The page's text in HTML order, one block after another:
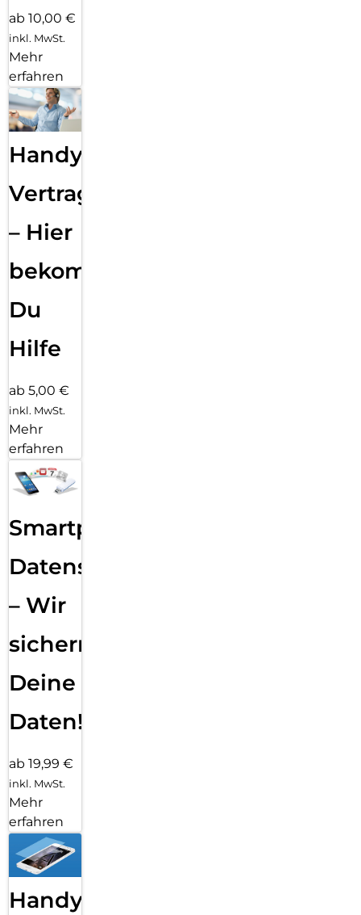
ab 10,00 €
inkl. MwSt.
Mehr
erfahren
Handy
Vertragsabwicklung
– Hier
bekommst
Du
Hilfe
ab 5,00 €
inkl. MwSt.
Mehr
erfahren
Smartphone
Datensicherung
– Wir
sichern
Deine
Daten!
ab 19,99 €
inkl. MwSt.
Mehr
erfahren
Handy